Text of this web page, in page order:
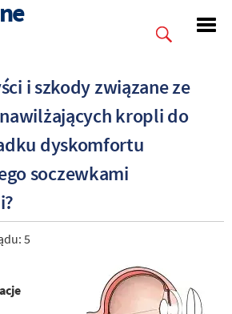
i szkody związane ze
kropli do
dyskomfortu
soczewkami
5